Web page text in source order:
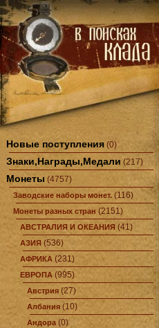
Новые поступления (0)
Знаки,Награды,Медали (217)
Монеты (4757)
Заводские наборы монет. (116)
Монеты разных стран (2151)
АВСТРАЛИЯ И ОКЕАНИЯ (41)
АЗИЯ (536)
АФРИКА (231)
ЕВРОПА (995)
Австрия (27)
Албания (10)
Андора (0)